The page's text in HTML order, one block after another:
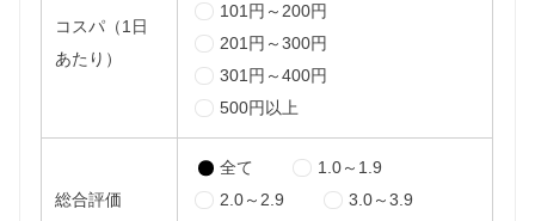
コスパ（1日
あたり）
101円～200円
201円～300円
301円～400円
500円以上
総合評価
全て
1.0～1.9
2.0～2.9
3.0～3.9